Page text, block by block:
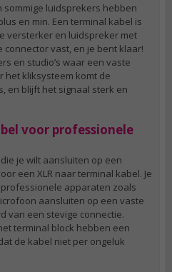
luidsprekers hebben
en min. Een terminal kabel is
versterker en luidspreker met
connector vast, en je bent klaar!
en studio’s waar een vaste
het kliksysteem komt de
en blijft het signaal sterk en
voor professionele
je wilt aansluiten op een
een XLR naar terminal kabel. Je
apparaten zoals
aansluiten op een vaste
van een stevige connectie.
terminal block hebben een
de kabel niet per ongeluk